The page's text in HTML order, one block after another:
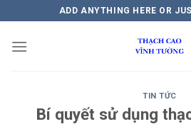
qua
nội
ADD ANYTHING HERE OR
TIN TỨC
Bí quyết sử dụng